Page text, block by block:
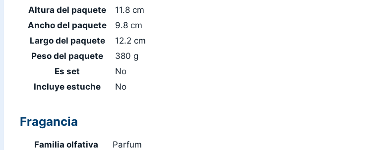
Altura del paquete
11.8 cm
Ancho del paquete
9.8 cm
Largo del paquete
12.2 cm
Peso del paquete
380 g
Es set
No
Incluye estuche
No
Fragancia
Familia olfativa
Parfum